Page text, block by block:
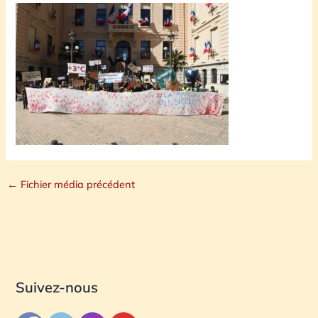
← Fichier média précédent
Suivez-nous